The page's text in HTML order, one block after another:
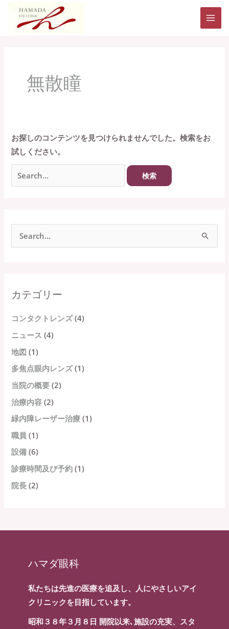
無散瞳
お探しのコンテンツを見つけられませんでした。検索をお
試しください。
:カテゴリー
コンタクトレンズ(4)
ニュース (4)
地図 (1)
多焦点眼内レンズ(1)
当院の概要 (2)
治療内容 (2)
緑内障レーザー治療 (1)
職員 (1)
設備 (6)
診療時間及び予約 (1)
院長 (2)
ハマダ眼科
私たちは先進の医療を追及し、人にやさしいアイ
クリニックを目指しています。
昭和３８年３月８日 開院以来､施設の充実、スタ